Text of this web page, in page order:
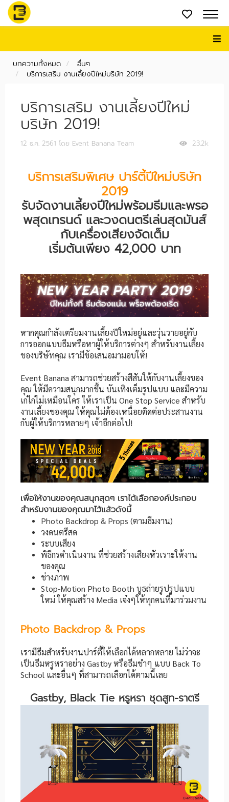
บทความทั้งหมด
อื่นๆ
บริการเสริม งานเลี้ยงปีใหม่บริษัท 2019!
บริการเสริม งานเลี้ยงปีใหม่
บริษัท 2019!
23.2k
12 ธ.ค. 2561 โดย Event Banana Team
บริการเสริมพิเศษ ปาร์ตี้ปีใหม่บริษัท
2019
รับจัดงานเลี้ยงปีใหม่พร้อมธีมและพรอ
พสุดเทรนด์ และวงดนตรีเล่นสุดมันส์
กับเครื่องเสียงจัดเต็ม
เริ่มต้นเพียง 42,000 บาท
หากคุณกำลังเตรียมงานเลี้ยงปีใหม่อยู่และวุ่นวายอยู่กับ
การออกแบบธีมหรือหาผู้ให้บริการต่างๆ สำหรับงานเลี้ยง
ของบริษัทคุณ เรามีข้อเสนอมามอบให้!
Event Banana สามารถช่วยสร้างสีสันให้กับงานเลี้ยงของ
คุณ ให้มีความสนุกมากขึ้น บันเทิงเต็มรูปแบบ และมีความ
เก๋ไก๋ไม่เหมือนใคร ให้เราเป็น One Stop Service สำหรับ
งานเลี้ยงของคุณ ให้คุณไม่ต้องเหนื่อยติดต่อประสานงาน
กับผู้ให้บริการหลายๆ เจ้าอีกต่อไป!
เพื่อให้งานของคุณสนุกสุดๆ เราได้เลือกองค์ประกอบ
สำหรับงานของคุณมาไว้แล้วดังนี้
Photo Backdrop & Props (ตามธีมงาน)
วงดนตรีสด
ระบบเสียง
พิธีกรดำเนินงาน ที่ช่วยสร้างเสียงหัวเราะให้งาน
ของคุณ
ช่างภาพ
Stop-Motion Photo Booth บูธถ่ายรูปรูปแบบ
ใหม่ ให้คุณสร้าง Media เจ๋งๆให้ทุกคนที่มาร่วมงาน
Photo Backdrop & Props
เรามีธีมสำหรับงานปาร์ตี้ให้เลือกได้หลากหลาย ไม่ว่าจะ
เป็นธีมหรูหราอย่าง Gastby หรือธีมขำๆ แบบ Back To
School และอื่นๆ ที่สามารถเลือกได้ตามนี้เลย
Gastby, Black Tie หรูหรา ชุดสูท-ราตรี